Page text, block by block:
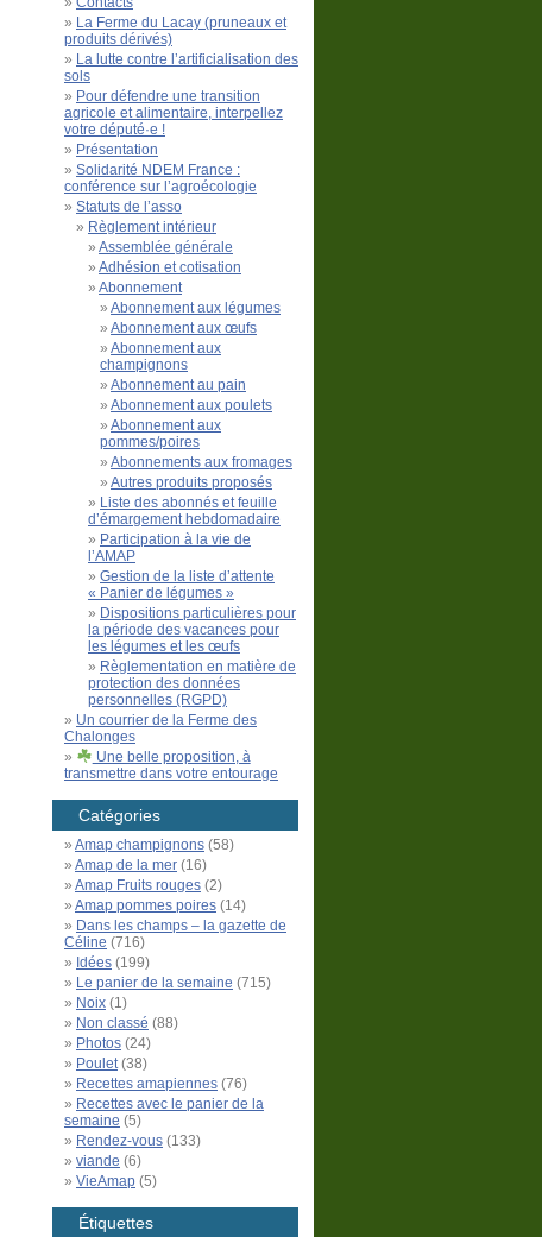
La Ferme du Lacay (pruneaux et
produits dérivés)
La lutte contre l’artificialisation des
sols
Pour défendre une transition
agricole et alimentaire, interpellez
votre député·e !
Présentation
Solidarité NDEM France :
conférence sur l’agroécologie
Statuts de l’asso
Règlement intérieur
Assemblée générale
Adhésion et cotisation
Abonnement
Abonnement aux légumes
Abonnement aux œufs
Abonnement aux
champignons
Abonnement au pain
Abonnement aux poulets
Abonnement aux
pommes/poires
Abonnements aux fromages
Autres produits proposés
Liste des abonnés et feuille
d’émargement hebdomadaire
Participation à la vie de
l’AMAP
Gestion de la liste d’attente
« Panier de légumes »
Dispositions particulières pour
la période des vacances pour
les légumes et les œufs
Règlementation en matière de
protection des données
personnelles (RGPD)
Un courrier de la Ferme des
Chalonges
Une belle proposition, à
transmettre dans votre entourage
Catégories
Amap champignons (58)
Amap de la mer (16)
Amap Fruits rouges (2)
Amap pommes poires (14)
Dans les champs – la gazette de
Céline (716)
Idées (199)
Le panier de la semaine (715)
Noix (1)
Non classé (88)
Photos (24)
Poulet(38)
Recettes amapiennes (76)
Recettes avec le panier de la
semaine (5)
Rendez-vous (133)
viande (6)
VieAmap (5)
Étiquettes